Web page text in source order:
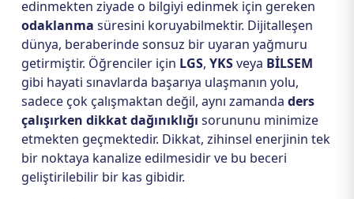
edinmekten ziyade o bilgiyi edinmek için gereken
odaklanma süresini koruyabilmektir. Dijitalleşen
dünya, beraberinde sonsuz bir uyaran yağmuru
getirmiştir. Öğrenciler için LGS, YKSveya BİLSEM
gibi hayati sınavlarda başarıya ulaşmanın yolu,
sadece çok çalışmaktan değil, aynı zamanda ders
çalışırken dikkat dağınıklığı sorununu minimize
etmekten geçmektedir. Dikkat, zihinsel enerjinin tek
bir noktaya kanalize edilmesidir ve bu beceri
geliştirilebilir bir kas gibidir.